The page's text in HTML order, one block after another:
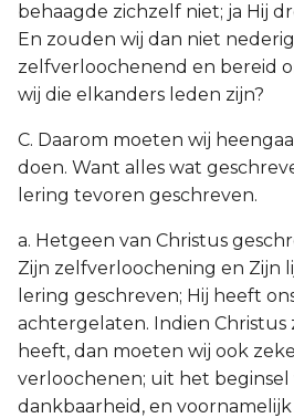
behaagde zichzelf niet; ja Hij
En zouden wij dan niet
zelfverloochenend en bereid
wij die elkanders leden zijn?
C. Daarom moeten wij
doen. Want alles wat
lering tevoren geschreven.
a. Hetgeen van Christus
Zijn zelfverloochening en Zijn
lering geschreven; Hij heeft
achtergelaten. Indien Christus
heeft, dan moeten wij ook
verloochenen; uit het beginsel
dankbaarheid, en